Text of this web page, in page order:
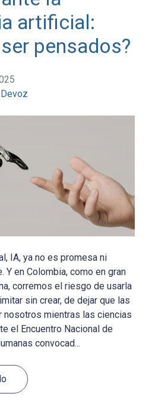
artificial:
pensados?
IA, ya no es promesa ni
Y en Colombia, como en gran
corremos el riesgo de usarla
sin crear, de dejar que las
nosotros mientras las ciencias
el Encuentro Nacional de
convocad...